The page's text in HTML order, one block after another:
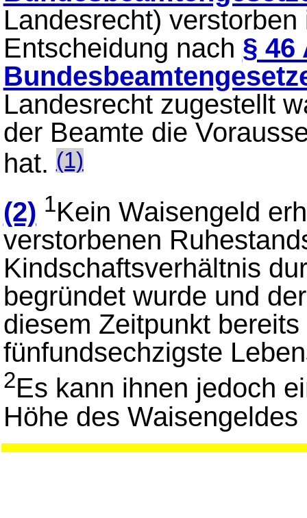
Landesrecht)
Entscheidung nach § 46
Landesrecht zugestellt
der Beamte die
hat.(1)
(2) 1Kein Waisengeld
verstorbenen
Kindschaftsverhältnis
begründet wurde und
diesem Zeitpunkt
fünfundsechzigste
2Es kann ihnen jedoch
Höhe des